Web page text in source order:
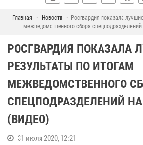
Главная Новости
Росгвардия показала
межведомственного сбора
РОСГВАРДИЯ ПОКАЗАЛА
РЕЗУЛЬТАТЫ ПО ИТОГАМ
МЕЖВЕДОМСТВЕННОГО
СПЕЦПОДРАЗДЕЛЕНИЙ
(ВИДЕО)
31 июля 2020, 12:21